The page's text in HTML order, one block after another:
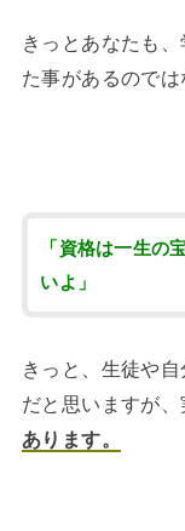
きっとあなたも
た事があるので
「資格は一生の
いよ」
きっと、生徒や
だと思いますが、
あります。